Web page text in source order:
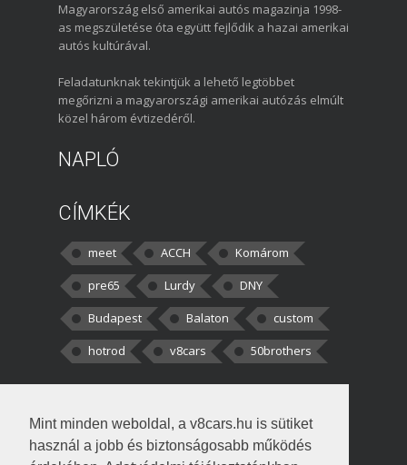
Mint minden weboldal, a v8cars.hu is sütiket
használ a jobb és biztonságosabb működés
Magyarország első amerikai autós magazinja 1998-
as megszületése óta együtt fejlődik a hazai amerikai
autós kultúrával.
Feladatunknak tekintjük a lehető legtöbbet
megőrizni a magyarországi amerikai autózás elmúlt
közel három évtizedéről.
NAPLÓ
CÍMKÉK
meet ACCH
Komárom
pre65
Lurdy
DNY
Budapest
Balaton
custom
hotrod
v8cars 50brothers
kortisz:Elszúrtam! Én csak két
darabbaal számoltam. Nem tudtam, hogy fél autót,